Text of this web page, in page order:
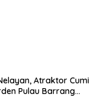
Atraktor Cumi
Pulau Barrang